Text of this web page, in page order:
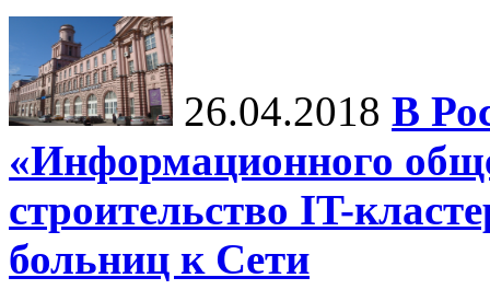
26.04.2018 В
«Информационного
строительство IT-
больниц к Сети